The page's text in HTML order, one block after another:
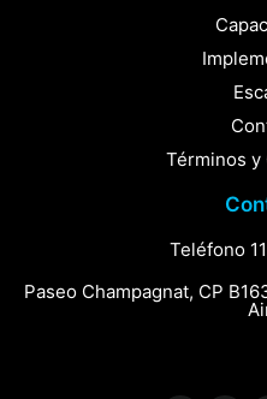
Términos y
Teléfono
Paseo Champagnat, CP